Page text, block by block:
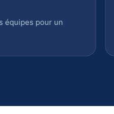
équipes pour un